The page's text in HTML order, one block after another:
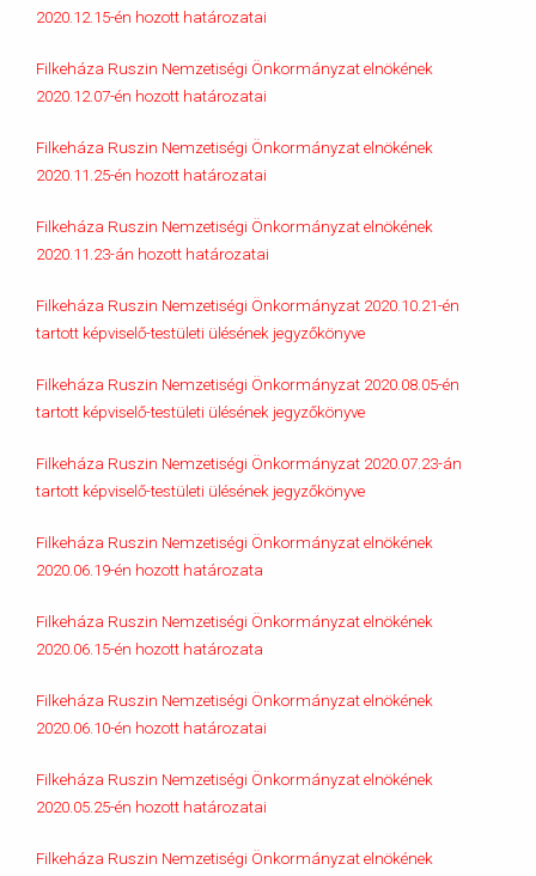
2020.12.15-én hozott határozatai
Filkeháza Ruszin Nemzetiségi Önkormányzat elnökének
2020.12.07-én hozott határozatai
Filkeháza Ruszin Nemzetiségi Önkormányzat elnökének
2020.11.25-én hozott határozatai
Filkeháza Ruszin Nemzetiségi Önkormányzat elnökének
2020.11.23-án hozott határozatai
Filkeháza Ruszin Nemzetiségi Önkormányzat 2020.10.21-én
tartott képviselő-testületi ülésének jegyzőkönyve
Filkeháza Ruszin Nemzetiségi Önkormányzat 2020.08.05-én
tartott képviselő-testületi ülésének jegyzőkönyve
Filkeháza Ruszin Nemzetiségi Önkormányzat 2020.07.23-án
tartott képviselő-testületi ülésének jegyzőkönyve
Filkeháza Ruszin Nemzetiségi Önkormányzat elnökének
2020.06.19-én hozott határozata
Filkeháza Ruszin Nemzetiségi Önkormányzat elnökének
2020.06.15-én hozott határozata
Filkeháza Ruszin Nemzetiségi Önkormányzat elnökének
2020.06.10-én hozott határozatai
Filkeháza Ruszin Nemzetiségi Önkormányzat elnökének
2020.05.25-én hozott határozatai
Filkeháza Ruszin Nemzetiségi Önkormányzat elnökének